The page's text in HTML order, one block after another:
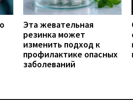
Эта жевательная
резинка может
изменить подход к
профилактике опасных
заболеваний